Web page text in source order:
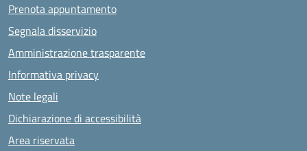
Prenota appuntamento
Segnala disservizio
Amministrazione trasparente
Informativa privacy
Note legali
Dichiarazione di accessibilità
Area riservata